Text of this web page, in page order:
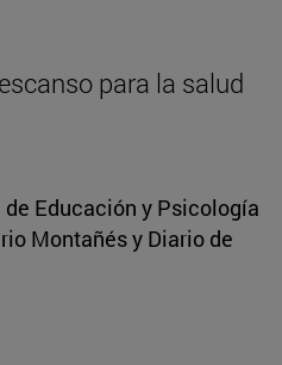
para la salud
Educación y Psicología
Montañés y Diario de